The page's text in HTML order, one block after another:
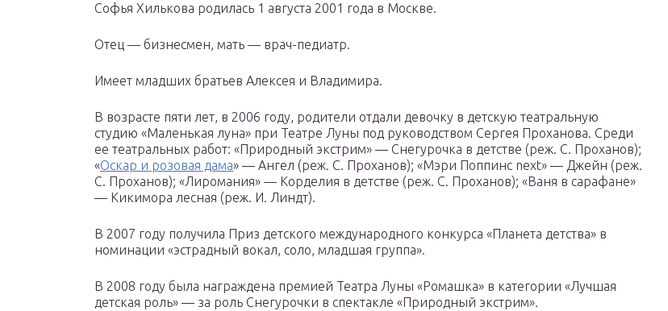
Софья Хилькова родилась 1 августа 2001 года в Москве.
Отец — бизнесмен, мать — врач-педиатр.
Имеет младших братьев Алексея и Владимира.
В возрасте пяти лет, в 2006 году, родители отдали девочку в детскую театральную
студию «Маленькая луна» при Театре Луны под руководством Сергея Проханова. Среди
ее театральных работ: «Природный экстрим» — Снегурочка в детстве (реж. С. Проханов);
«Оскар и розовая дама» — Ангел (реж. С. Проханов); «Мэри Поппинс next» — Джейн (реж.
С. Проханов); «Лиромания» — Корделия в детстве (реж. С. Проханов); «Ваня в сарафане»
— Кикимора лесная (реж. И. Линдт).
В 2007 году получила Приз детского международного конкурса «Планета детства» в
номинации «эстрадный вокал, соло, младшая группа».
В 2008 году была награждена премией Театра Луны «Ромашка» в категории «Лучшая
детская роль» — за роль Снегурочки в спектакле «Природный экстрим».